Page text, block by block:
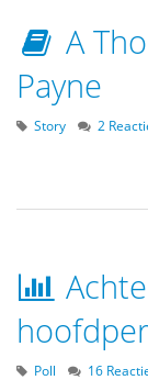
A
Payne
Story 2
Poll 16